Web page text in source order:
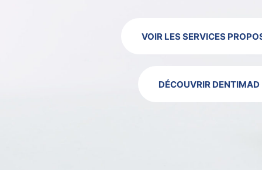
VOIR LES SERVICES
DÉCOUVRIR DENTIMAD